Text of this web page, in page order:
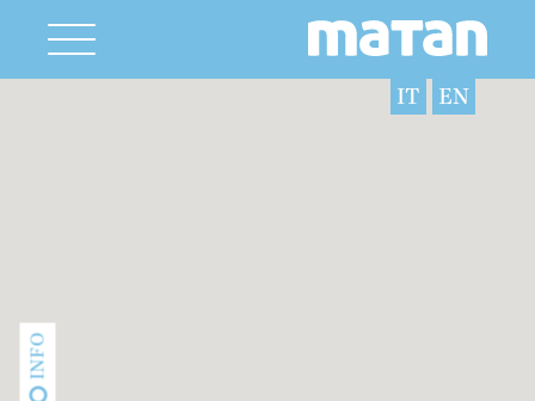
IT EN
INFO